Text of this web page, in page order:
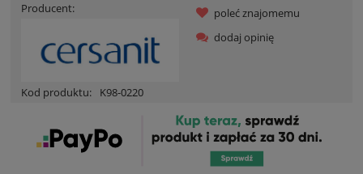
Producent:
Kod produktu: K98-0220
poleć znajomemu
dodaj opinię